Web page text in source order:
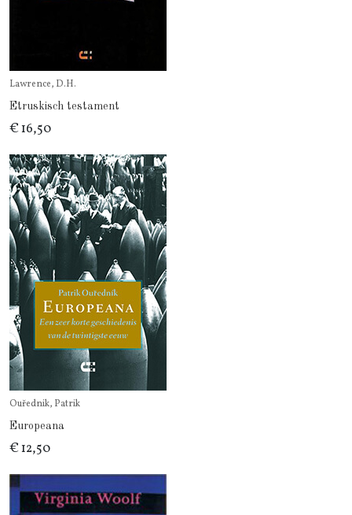
Lawrence, D.H.
Etruskisch testament
€ 16,50
Ouřednik, Patrik
Europeana
€ 12,50